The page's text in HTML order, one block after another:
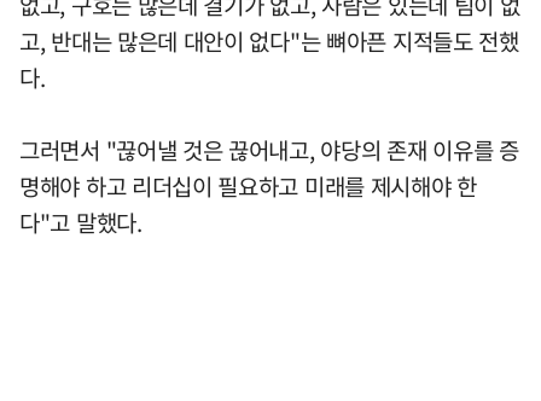
고, 반대는 많은데 대안이 없다"는 뼈아픈 지적들도 전했
다.
그러면서 "끊어낼 것은 끊어내고, 야당의 존재 이유를 증
명해야 하고 리더십이 필요하고 미래를 제시해야 한
다"고 말했다.